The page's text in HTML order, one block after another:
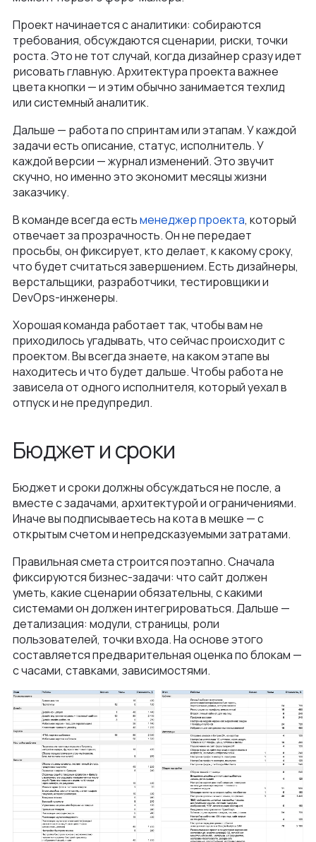
Проект начинается с аналитики: собираются
требования, обсуждаются сценарии, риски, точки
роста. Это не тот случай, когда дизайнер сразу идет
рисовать главную. Архитектура проекта важнее
цвета кнопки — и этим обычно занимается техлид
или системный аналитик.
Дальше — работа по спринтам или этапам. У каждой
задачи есть описание, статус, исполнитель. У
каждой версии — журнал изменений. Это звучит
скучно, но именно это экономит месяцы жизни
заказчику.
В команде всегда естьменеджер проекта, который
отвечает за прозрачность. Он не передает
просьбы, он фиксирует, кто делает, к какому сроку,
что будет считаться завершением. Есть дизайнеры,
верстальщики, разработчики, тестировщики и
DevOps-инженеры.
Хорошая команда работает так, чтобы вам не
приходилось угадывать, что сейчас происходит с
проектом. Вы всегда знаете, на каком этапе вы
находитесь и что будет дальше. Чтобы работа не
зависела от одного исполнителя, который уехал в
отпуск и не предупредил.
Бюджет и сроки
Бюджет и сроки должны обсуждаться не после, а
вместе с задачами, архитектурой и ограничениями.
Иначе вы подписываетесь на кота в мешке — с
открытым счетом и непредсказуемыми затратами.
Правильная смета строится поэтапно. Сначала
фиксируются бизнес-задачи: что сайт должен
уметь, какие сценарии обязательны, с какими
системами он должен интегрироваться. Дальше —
детализация: модули, страницы, роли
пользователей, точки входа. На основе этого
составляется предварительная оценка по блокам —
с часами, ставками, зависимостями.